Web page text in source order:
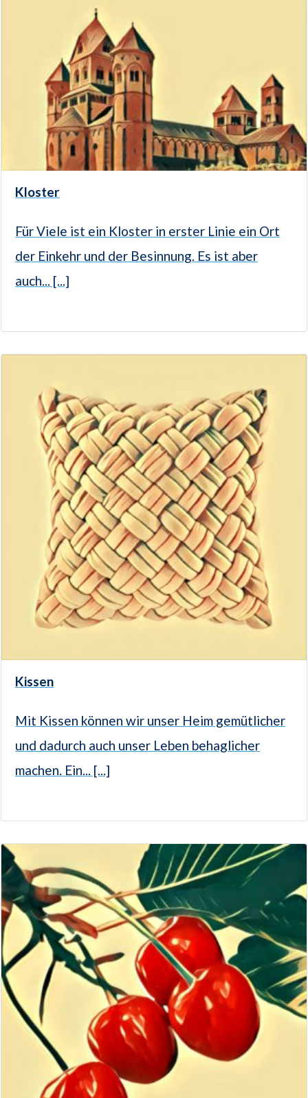
Kloster
Für Viele ist ein Kloster in erster Linie ein Ort
der Einkehr und der Besinnung. Es ist aber
auch... [...]
Kissen
Mit Kissen können wir unser Heim gemütlicher
und dadurch auch unser Leben behaglicher
machen. Ein... [...]